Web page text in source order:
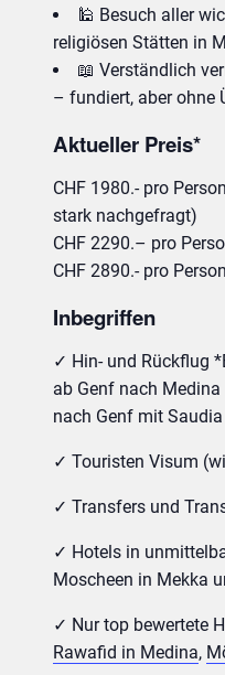
🕌 Besuch aller
religiösen Stätten in
📖 Verständlich
– fundiert, aber ohne
Aktueller Preis*
CHF 1980.- pro
stark nachgefragt)
CHF 2290.– pro
CHF 2890.- pro
Inbegriffen
✓ Hin- und Rückflug
ab Genf nach
nach Genf mit
✓ Touristen Visum
✓ Transfers und
✓ Hotels in
Moscheen in Mekka
✓ Nur top bewertete
Rawafid in Medina,